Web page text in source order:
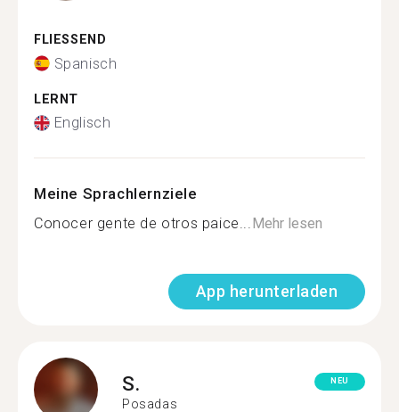
FLIESSEND
Spanisch
LERNT
Englisch
Meine Sprachlernziele
Conocer gente de otros paice...Mehr lesen
App herunterladen
S.
Posadas
NEU